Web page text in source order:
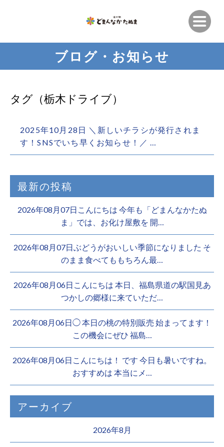
ブログ・お知らせ
タグ（栃木ドライブ）
2025年10月28日 ＼新しいチラシが発行されま
す！SNSでいち早くお知らせ！／ …
最新の投稿
2026年08月07日こんにちは 今年も「どまんなかたぬ
ま」では、お化け屋敷を 開…
2026年08月07日ぶどうがおいしい季節になりました そ
のまま食べてももちろん最…
2026年08月06日こんにちは 本日、福島県道の駅国見あ
つかしの郷様に来ていただ…
2026年08月06日◯ 本日の桃の特別販売 始まってます！
この機会にぜひ 福島…
2026年08月06日こんにちは！ です 今日も暑いですね。
おすすめは 本当にメ…
アーカイブ
2026年8月